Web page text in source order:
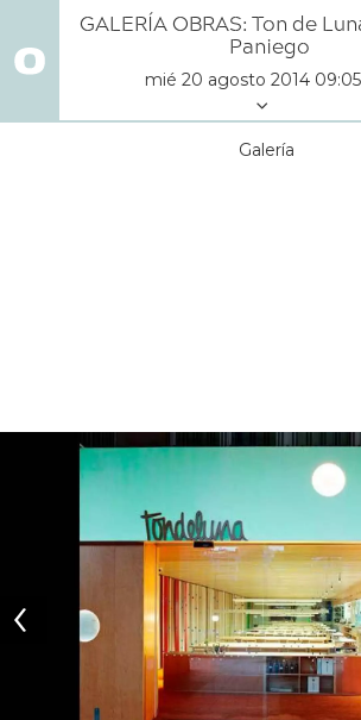
GALERÍA OBRAS: Ton de
Paniego
mié 20 agosto 2014
Galería